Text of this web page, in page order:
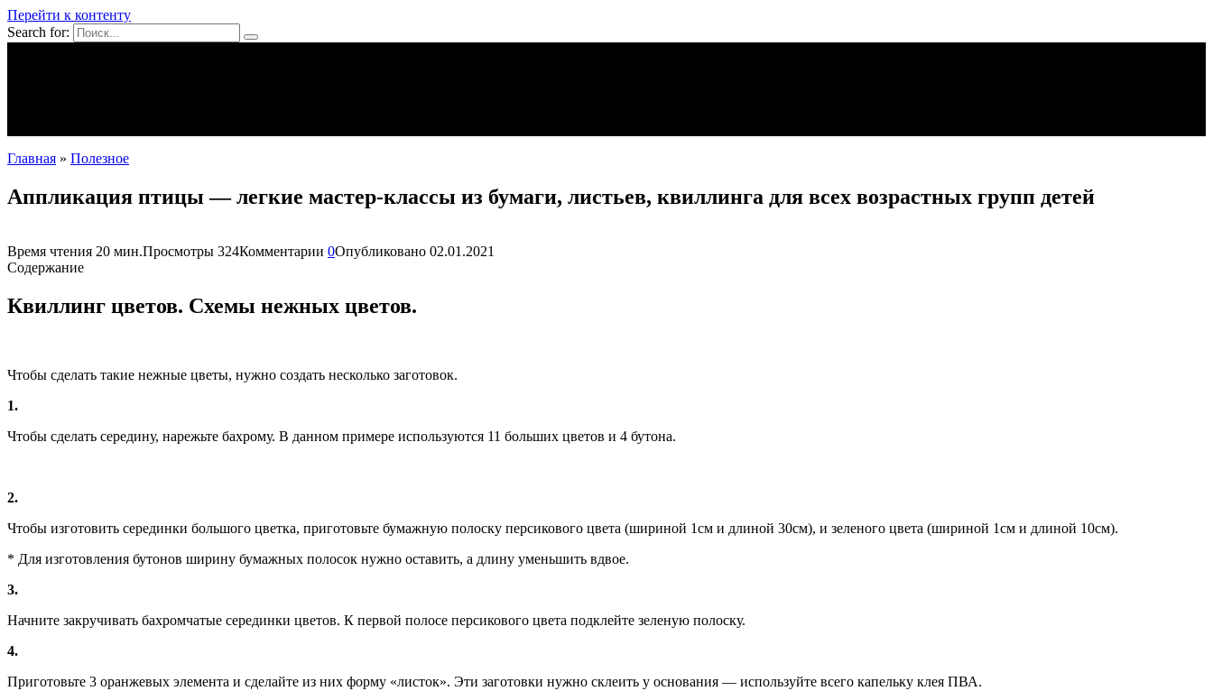
Перейти к контенту
Search for:
Главная » Полезное
Аппликация птицы — легкие мастер-классы из бумаги, листьев, квиллинга для всех возрастных групп детей
Время чтения 20 мин.Просмотры 324Комментарии 0Опубликовано 02.01.2021
Содержание
Квиллинг цветов. Схемы нежных цветов.
Чтобы сделать такие нежные цветы, нужно создать несколько заготовок.
1.
Чтобы сделать середину, нарежьте бахрому. В данном примере используются 11 больших цветов и 4 бутона.
2.
Чтобы изготовить серединки большого цветка, приготовьте бумажную полоску персикового цвета (шириной 1см и длиной 30см), и зеленого цвета (шириной 1см и длиной 10см).
* Для изготовления бутонов ширину бумажных полосок нужно оставить, а длину уменьшить вдвое.
3.
Начните закручивать бахромчатые серединки цветов. К первой полосе персикового цвета подклейте зеленую полоску.
4.
Приготовьте 3 оранжевых элемента и сделайте из них форму «листок». Эти заготовки нужно склеить у основания — используйте всего капельку клея ПВА.